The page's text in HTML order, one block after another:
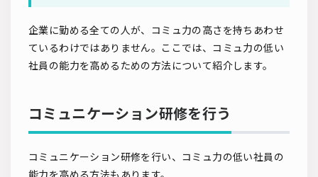
企業に勤める全ての人が、コミュ力の高さを持ちあわせ
ているわけではありません。ここでは、コミュ力の低い
社員の能力を高めるための方法について紹介します。
コミュニケーション研修を行う
コミュニケーション研修を行い、コミュ力の低い社員の
能力を高める方法もあります。